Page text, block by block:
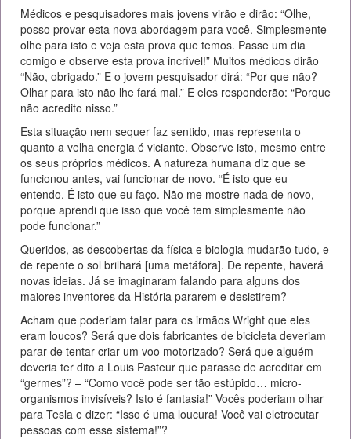
Médicos e pesquisadores mais jovens virão e dirão: “Olhe,
posso provar esta nova abordagem para você. Simplesmente
olhe para isto e veja esta prova que temos. Passe um dia
comigo e observe esta prova incrível!” Muitos médicos dirão
“Não, obrigado.” E o jovem pesquisador dirá: “Por que não?
Olhar para isto não lhe fará mal.” E eles responderão: “Porque
não acredito nisso.”
Esta situação nem sequer faz sentido, mas representa o
quanto a velha energia é viciante. Observe isto, mesmo entre
os seus próprios médicos. A natureza humana diz que se
funcionou antes, vai funcionar de novo. “É isto que eu
entendo. É isto que eu faço. Não me mostre nada de novo,
porque aprendi que isso que você tem simplesmente não
pode funcionar.”
Queridos, as descobertas da física e biologia mudarão tudo, e
de repente o sol brilhará [uma metáfora]. De repente, haverá
novas ideias. Já se imaginaram falando para alguns dos
maiores inventores da História pararem e desistirem?
Acham que poderiam falar para os irmãos Wright que eles
eram loucos? Será que dois fabricantes de bicicleta deveriam
parar de tentar criar um voo motorizado? Será que alguém
deveria ter dito a Louis Pasteur que parasse de acreditar em
“germes”? – “Como você pode ser tão estúpido… micro-
organismos invisíveis? Isto é fantasia!” Vocês poderiam olhar
para Tesla e dizer: “Isso é uma loucura! Você vai eletrocutar
pessoas com esse sistema!”?